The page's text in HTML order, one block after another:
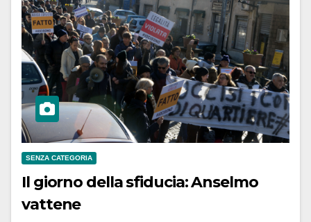
SENZA CATEGORIA
Il giorno della sfiducia: Anselmo
vattene